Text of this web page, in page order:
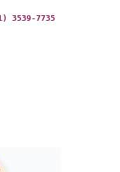
3539-7735